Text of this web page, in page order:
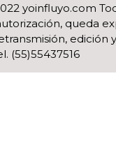
yoinfluyo.com
queda
edición
(55)55437516